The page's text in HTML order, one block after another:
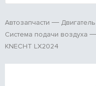
Автозапчасти
Система подачи воздуха
KNECHT LX2024